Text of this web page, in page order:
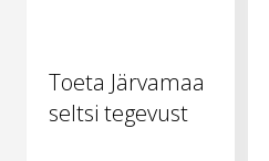
Toeta Järvamaa
seltsi tegevust